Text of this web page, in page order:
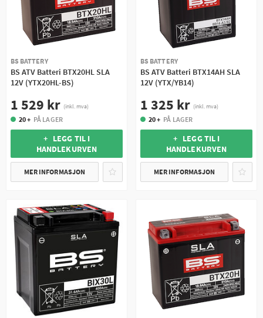
BS BATTERY
BS ATV Batteri BTX20HL SLA
12V (YTX20HL-BS)
1 529 kr (inkl. mva)
20 + PÅ LAGER
+ LEGG TIL I
HANDLEKURVEN
MER INFORMASJON
BS BATTERY
BS ATV Batteri BTX14AH SLA
12V (YTX/YB14)
1 325 kr (inkl. mva)
20 + PÅ LAGER
+ LEGG TIL I
HANDLEKURVEN
MER INFORMASJON